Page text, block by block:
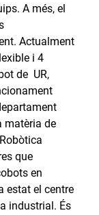
A més, el
Actualment
i 4
de UR,
matèria de
que
en
estat el centre
industrial. És